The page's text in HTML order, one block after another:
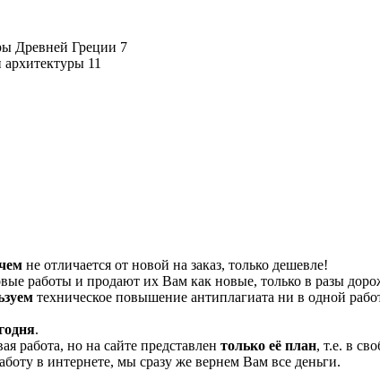
Древней Греции 7
11
не отличается от новой на заказ, только дешевле!
работы и продают их Вам как новые, только в разы
техническое повышение антиплагиата ни в одной
.
работа, но на сайте представлен только её план, т.е. в
в интернете, мы сразу же вернем Вам все деньги.